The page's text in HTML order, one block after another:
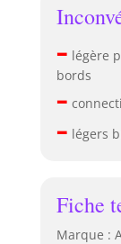
– légère
bords
–
– légers
Fiche
Marque :